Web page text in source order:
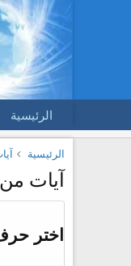
الرئيسية
الرئيسية
آيات
اختر